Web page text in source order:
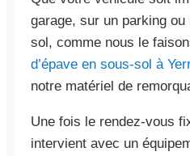
garage, sur un parking
sol, comme nous le
d’épave en sous-sol à
notre matériel de
Une fois le rendez-vous
intervient avec un